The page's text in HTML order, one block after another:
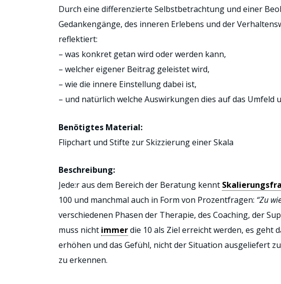
Durch eine differenzierte Selbstbetrachtung und einer
Gedankengänge, des inneren Erlebens und der
reflektiert:
– was konkret getan wird oder werden kann,
– welcher eigener Beitrag geleistet wird,
– wie die innere Einstellung dabei ist,
– und natürlich welche Auswirkungen dies auf das Umfeld
Benötigtes Material:
Flipchart und Stifte zur Skizzierung einer Skala
Beschreibung:
Jede:r aus dem Bereich der Beratung kennt
100 und manchmal auch in Form von Prozentfragen: “Zu
verschiedenen Phasen der Therapie, des Coaching, der
muss nicht immerdie 10 als Ziel erreicht werden, es geht
erhöhen und das Gefühl, nicht der Situation ausgeliefert
zu erkennen.